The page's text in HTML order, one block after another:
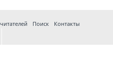
Поиск
Контакты